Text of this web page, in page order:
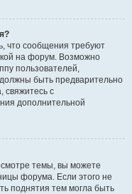
что сообщения требуют
на форум. Возможно
пользователей,
быть предварительно
свяжитесь с
дополнительной
темы, вы можете
форума. Если этого не
поднятия тем могла быть